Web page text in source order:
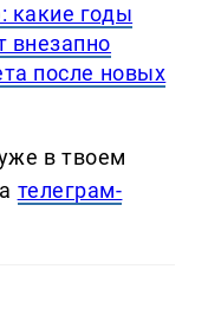
какие годы
внезапно
после новых
в твоем
телеграм-